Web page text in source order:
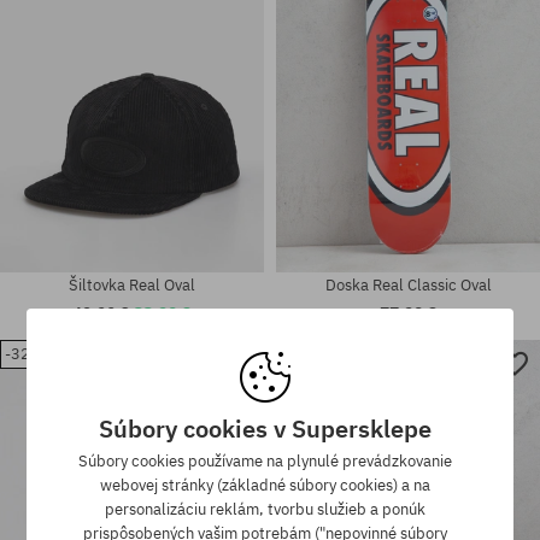
Dostupné veľkosti:
Šiltovka Real Oval
42,90 €33,90 €
Doska Real Classic Oval
77,90 €
-32%
Súbory cookies v Supersklepe
Súbory cookies používame na plynulé prevádzkovanie
webovej stránky (základné súbory cookies) a na
personalizáciu reklám, tvorbu služieb a ponúk
prispôsobených vašim potrebám ("nepovinné súbory